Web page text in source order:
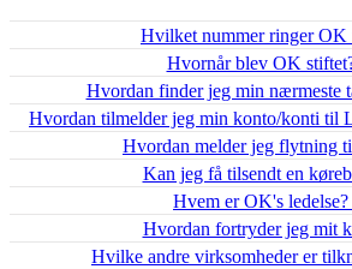
Hvilket nummer ringer OK
Hvornår blev OK
Hvordan finder jeg min nærmeste
Hvordan tilmelder jeg min konto/konti til
Hvordan melder jeg flytning
Kan jeg få tilsendt en
Hvem er OK's ledelse?
Hvordan fortryder jeg mit
Hvilke andre virksomheder er